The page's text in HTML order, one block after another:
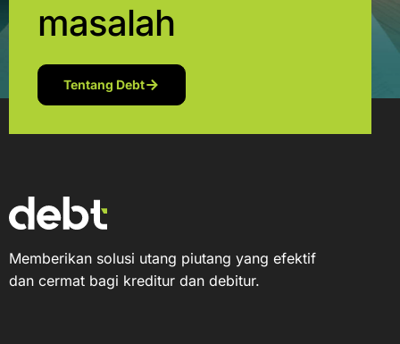
masalah
Tentang Debt
Memberikan solusi utang piutang yang efektif
dan cermat bagi kreditur dan debitur.